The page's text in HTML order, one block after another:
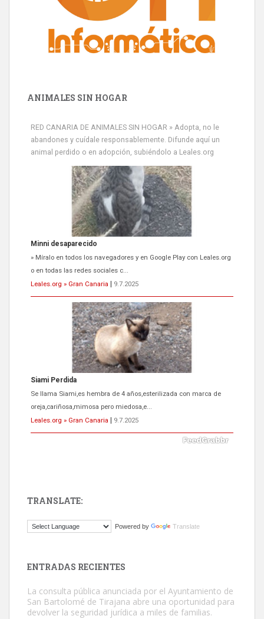
ANIMALES SIN HOGAR
RED CANARIA DE ANIMALES SIN HOGAR » Adopta, no le
abandones y cuídale responsablemente. Difunde aquí un
animal perdido o en adopción, subiéndolo a Leales.org
Minni desaparecido
» Míralo en todos los navegadores y en Google Play con Leales.org
o en todas las redes sociales c...
Leales.org » Gran Canaria
9.7.2025
Siami Perdida
Se llama Siami,es hembra de 4 años,esterilizada con marca de
oreja,cariñosa,mimosa pero miedosa,e...
Leales.org » Gran Canaria
9.7.2025
El ayuntamiento se va a llevar a Los Gatos callejeros de la zona los
TRANSLATE:
Powered by Translate
ENTRADAS RECIENTES
La consulta pública anunciada por el Ayuntamiento de
San Bartolomé de Tirajana abre una oportunidad para
devolver la seguridad jurídica a miles de familias.